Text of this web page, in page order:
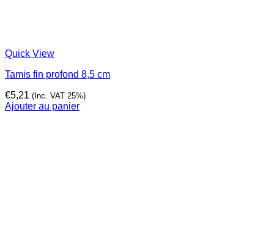
Quick View
Tamis fin profond 8,5 cm
€5,21 (Inc. VAT 25%)
Ajouter au panier